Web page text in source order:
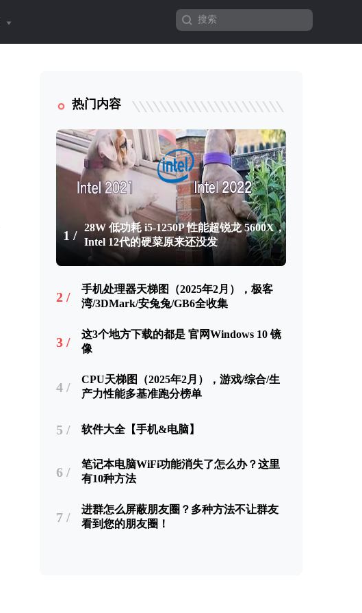
热门内容
1 /
28W 低功耗 i5-1250P 性能超锐龙 5600X，
Intel 12代的硬菜原来还没发
2 /
手机处理器天梯图（2025年2月），极客
湾/3DMark/安兔兔/GB6全收集
3 /
这3个地方下载的都是 官网Windows 10 镜
像
4 /
CPU天梯图（2025年2月），游戏/综合/生
产力性能多基准跑分榜单
5 / 软件大全【手机&电脑】
6 /
笔记本电脑WiFi功能消失了怎么办？这里
有10种方法
7 /
进群怎么屏蔽朋友圈？多种方法不让群友
看到您的朋友圈！